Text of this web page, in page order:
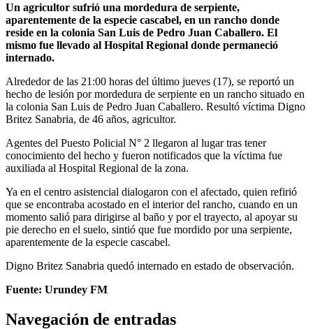
Un agricultor sufrió una mordedura de serpiente,
aparentemente de la especie cascabel, en un rancho donde
reside en la colonia San Luis de Pedro Juan Caballero. El
mismo fue llevado al Hospital Regional donde permaneció
internado.
Alrededor de las 21:00 horas del último jueves (17), se reportó un
hecho de lesión por mordedura de serpiente en un rancho situado en
la colonia San Luis de Pedro Juan Caballero. Resultó víctima Digno
Britez Sanabria, de 46 años, agricultor.
Agentes del Puesto Policial N° 2 llegaron al lugar tras tener
conocimiento del hecho y fueron notificados que la víctima fue
auxiliada al Hospital Regional de la zona.
Ya en el centro asistencial dialogaron con el afectado, quien refirió
que se encontraba acostado en el interior del rancho, cuando en un
momento salió para dirigirse al baño y por el trayecto, al apoyar su
pie derecho en el suelo, sintió que fue mordido por una serpiente,
aparentemente de la especie cascabel.
Digno Britez Sanabria quedó internado en estado de observación.
Fuente: Urundey FM
Navegación de entradas